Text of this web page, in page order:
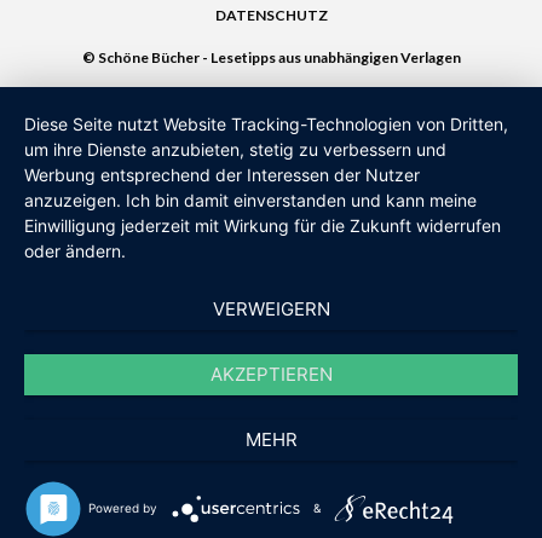
DATENSCHUTZ
© Schöne Bücher - Lesetipps aus unabhängigen Verlagen
Diese Seite nutzt Website Tracking-Technologien von Dritten,
um ihre Dienste anzubieten, stetig zu verbessern und
Werbung entsprechend der Interessen der Nutzer
anzuzeigen. Ich bin damit einverstanden und kann meine
Einwilligung jederzeit mit Wirkung für die Zukunft widerrufen
oder ändern.
VERWEIGERN
AKZEPTIEREN
MEHR
Powered by &